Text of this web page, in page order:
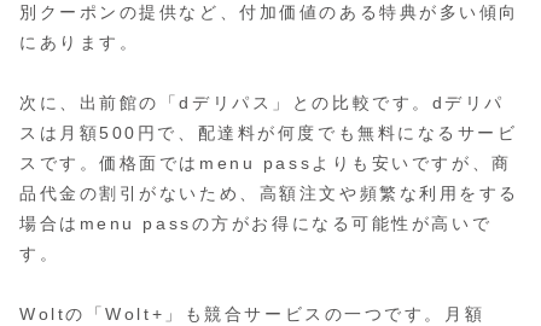
別クーポンの提供など、付加価値のある特典が多い傾向
にあります。
次に、出前館の「dデリパス」との比較です。dデリパ
スは月額500円で、配達料が何度でも無料になるサービ
スです。価格面ではmenu passよりも安いですが、商
品代金の割引がないため、高額注文や頻繁な利用をする
場合はmenu passの方がお得になる可能性が高いで
す。
Woltの「Wolt+」も競合サービスの一つです。月額